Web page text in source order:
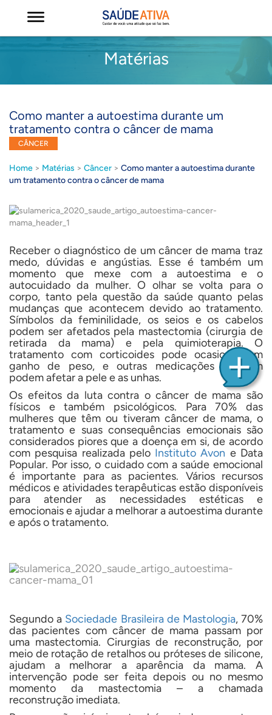
Matérias
Como manter a autoestima durante um
tratamento contra o câncer de mama
CÂNCER
Home > Matérias > Câncer > Como manter a autoestima durante
um tratamento contra o câncer de mama
Receber o diagnóstico de um câncer de mama traz
medo, dúvidas e angústias. Esse é também um
momento que mexe com a autoestima e o
autocuidado da mulher. O olhar se volta para o
corpo, tanto pela questão da saúde quanto pelas
mudanças que acontecem devido ao tratamento.
Símbolos da feminilidade, os seios e os cabelos
podem ser afetados pela mastectomia (cirurgia de
retirada da mama) e pela quimioterapia. O
tratamento com corticoides pode ocasionar um
ganho de peso, e outras medicações também
podem afetar a pele e as unhas.
Os efeitos da luta contra o câncer de mama são
físicos e também psicológicos. Para 70% das
mulheres que têm ou tiveram câncer de mama, o
tratamento e suas consequências emocionais são
considerados piores que a doença em si, de acordo
com pesquisa realizada pelo Instituto Avon e Data
Popular. Por isso, o cuidado com a saúde emocional
é importante para as pacientes. Vários recursos
médicos e atividades terapêuticas estão disponíveis
para atender as necessidades estéticas e
emocionais e ajudar a melhorar a autoestima durante
e após o tratamento.
Segundo a Sociedade Brasileira de Mastologia, 70%
das pacientes com câncer de mama passam por
uma mastectomia. Cirurgias de reconstrução, por
meio de rotação de retalhos ou próteses de silicone,
ajudam a melhorar a aparência da mama. A
intervenção pode ser feita depois ou no mesmo
momento da mastectomia – a chamada
reconstrução imediata.